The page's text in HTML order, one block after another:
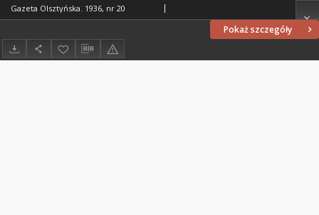
Pokaż szczegóły
Gazeta Olsztyńska. 1936, nr 20